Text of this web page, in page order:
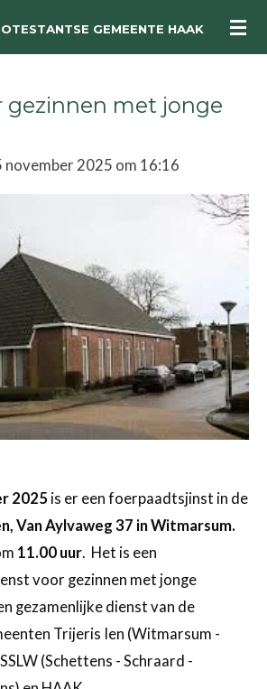
GEMEENTE HAAK
gezinnen met jonge
november 2025 om 16:16
2025 is er een foerpaadtsjinst in de
Van Aylvaweg 37 in Witmarsum.
11.00 uur. Het is een
voor gezinnen met jonge
gezamenlijke dienst van de
Trijeris Ien (Witmarsum -
(Schettens - Schraard -